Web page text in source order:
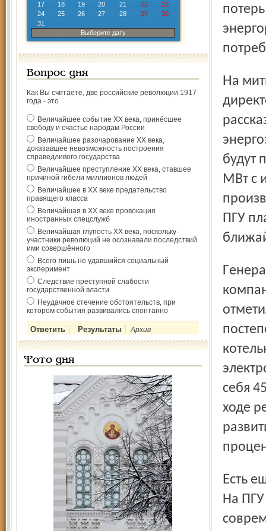
17
18 19 20 21 22
23
24
25 26 27 28 29
30
31
Выберите дату
Вопрос дня
Как Вы считаете, две российские революции 1917
года - это
Величайшее событие ХХ века, принёсшее
свободу и счастье народам России
Величайшее разочарование ХХ века,
доказавшее невозможность построения
справедливого государства
Величайшее преступление ХХ века, ставшее
причиной гибели миллионов людей
Величайшее в ХХ веке предательство
правящего класса
Величайшая в ХХ веке провокация
иностранных спецслужб
Величайшая глупость ХХ века, поскольку
участники революций не осознавали последствий
ими совершённого
Всего лишь не удавшийся социальный
эксперимент
Следствие преступной слабости
государственной власти
Неудачное стечение обстоятельств, при
котором события развивались спонтанно
Архив
Фото дня
На митинге перед закладкой капсулы генеральный
будут
МВт с
ПГУ
Генеральный директор «Ярославской генерирующей
себя
ходе
Есть ещё одна сторона медали – стабилизация тарифов.
На